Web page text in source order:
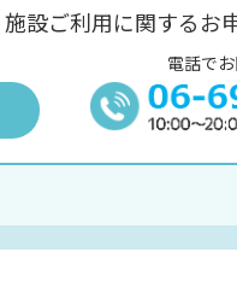
施設ご利用に関するお
電話で